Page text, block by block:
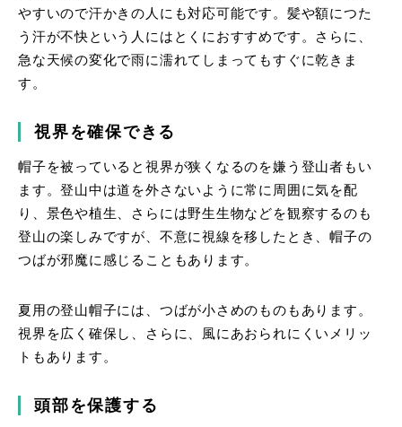
やすいので汗かきの人にも対応可能です。髪や額につた
う汗が不快という人にはとくにおすすめです。さらに、
急な天候の変化で雨に濡れてしまってもすぐに乾きま
す。
視界を確保できる
帽子を被っていると視界が狭くなるのを嫌う登山者もい
ます。登山中は道を外さないように常に周囲に気を配
り、景色や植生、さらには野生生物などを観察するのも
登山の楽しみですが、不意に視線を移したとき、帽子の
つばが邪魔に感じることもあります。
夏用の登山帽子には、つばが小さめのものもあります。
視界を広く確保し、さらに、風にあおられにくいメリッ
トもあります。
頭部を保護する